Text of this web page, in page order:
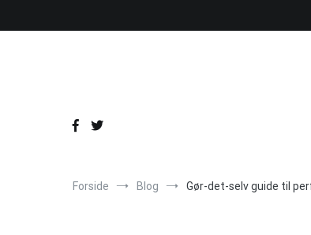
Forside Blog Gør-det-selv guide til